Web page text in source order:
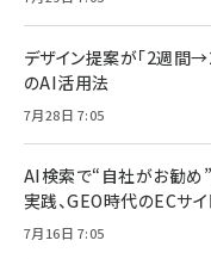
デザイン提案が「2週間
のAI活用法
7月28日 7:05
AI検索で“自社がお勧め
実践、GEO時代のECサ
7月16日 7:05